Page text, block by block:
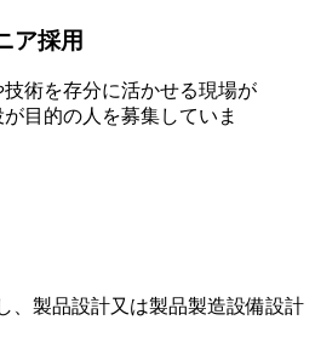
ア採用
術を存分に活かせる現場が
目的の人を募集していま
、製品設計又は製品製造設備設計